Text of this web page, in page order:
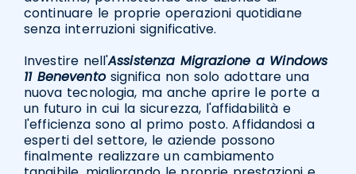
continuare le proprie operazioni quotidiane
senza interruzioni significative.
Investire nell'Assistenza Migrazione a Windows
11 Beneventosignifica non solo adottare una
nuova tecnologia, ma anche aprire le porte a
un futuro in cui la sicurezza, l'affidabilità e
l'efficienza sono al primo posto. Affidandosi a
esperti del settore, le aziende possono
finalmente realizzare un cambiamento